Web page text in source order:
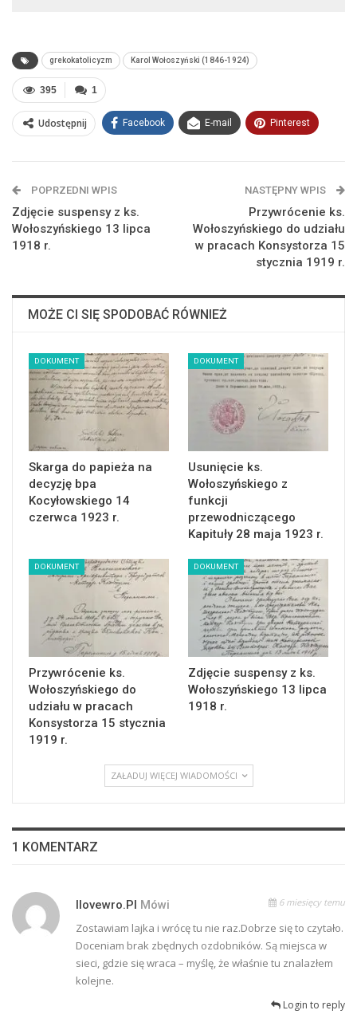
grekokatolicyzm Karol Wołoszyński (1846-1924)
1
395
Udostępnij Facebook E-mail Pinterest
POPRZEDNI WPIS
Zdjęcie suspensy z ks.
Wołoszyńskiego 13 lipca
1918 r.
NASTĘPNY WPIS
Przywrócenie ks.
Wołoszyńskiego do udziału
w pracach Konsystorza 15
stycznia 1919 r.
MOŻE CI SIĘ SPODOBAĆ RÓWNIEŻ
DOKUMENT
Skarga do papieża na
decyzję bpa
Kocyłowskiego 14
czerwca 1923 r.
DOKUMENT
Usunięcie ks.
Wołoszyńskiego z
funkcji
przewodniczącego
Kapituły 28 maja 1923 r.
DOKUMENT
Przywrócenie ks.
Wołoszyńskiego do
udziału w pracach
Konsystorza 15 stycznia
1919 r.
DOKUMENT
Zdjęcie suspensy z ks.
Wołoszyńskiego 13 lipca
1918 r.
ZAŁADUJ WIĘCEJ WIADOMOŚCI
1 KOMENTARZ
Ilovewro.pl Mówi 6 miesięcy temu
Zostawiam lajka i wrócę tu nie raz.Dobrze się to czytało.
Doceniam brak zbędnych ozdobników. Są miejsca w
sieci, gdzie się wraca – myślę, że właśnie tu znalazłem
kolejne.
Login to reply